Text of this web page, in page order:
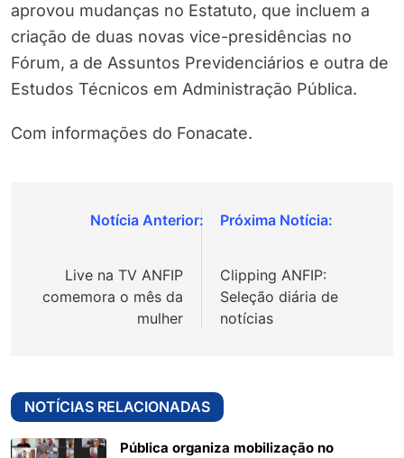
aprovou mudanças no Estatuto, que incluem a
criação de duas novas vice-presidências no
Fórum, a de Assuntos Previdenciários e outra de
Estudos Técnicos em Administração Pública.
Com informações do Fonacate.
Navegação
Post
Live na TV ANFIP
comemora o mês da
mulher
Clipping ANFIP:
Seleção diária de
notícias
NOTÍCIAS RELACIONADAS
Pública organiza mobilização no